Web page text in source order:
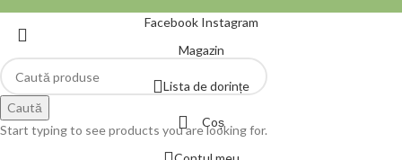
Caută
Start typing to see products you are looking for.
Facebook Instagram
Magazin
Lista de dorințe
Coș